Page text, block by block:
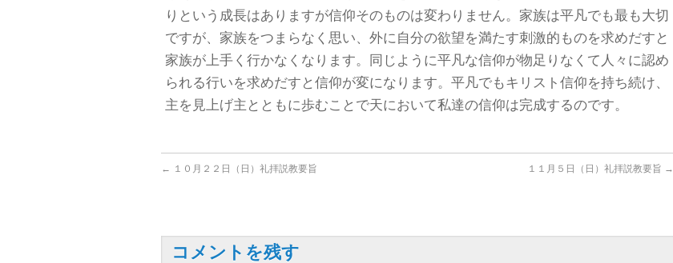
りという成長はありますが信仰そのものは変わりません。家族は平凡でも最も大切
ですが、家族をつまらなく思い、外に自分の欲望を満たす刺激的ものを求めだすと
家族が上手く行かなくなります。同じように平凡な信仰が物足りなくて人々に認め
られる行いを求めだすと信仰が変になります。平凡でもキリスト信仰を持ち続け、
主を見上げ主とともに歩むことで天において私達の信仰は完成するのです。
← １０月２２日（日）礼拝説教要旨 １１月５日（日）礼拝説教要旨 →
コメントを残す